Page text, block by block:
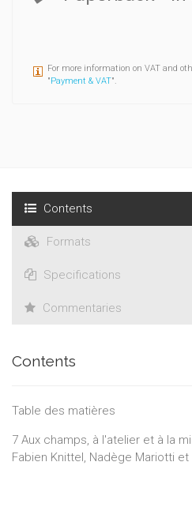
For more information on VAT and
"Payment & VAT".
Contents
Formats
Specifications
Commentaries
Contents
Table des matières
7 Aux champs, à l'atelier et à la
Fabien Knittel, Nadège Mariotti et